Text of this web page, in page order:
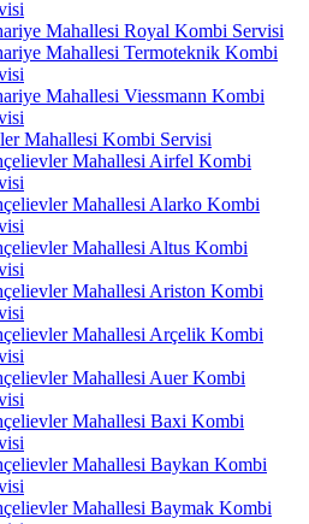
Mahallesi Royal Kombi Servisi
Mahallesi Termoteknik Kombi
Mahallesi Viessmann Kombi
Mahallesi Kombi Servisi
Mahallesi Airfel Kombi
Mahallesi Alarko Kombi
Mahallesi Altus Kombi
Mahallesi Ariston Kombi
Mahallesi Arçelik Kombi
Mahallesi Auer Kombi
Mahallesi Baxi Kombi
Mahallesi Baykan Kombi
Mahallesi Baymak Kombi